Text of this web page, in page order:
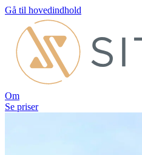
Gå til hovedindhold
Om
Se priser